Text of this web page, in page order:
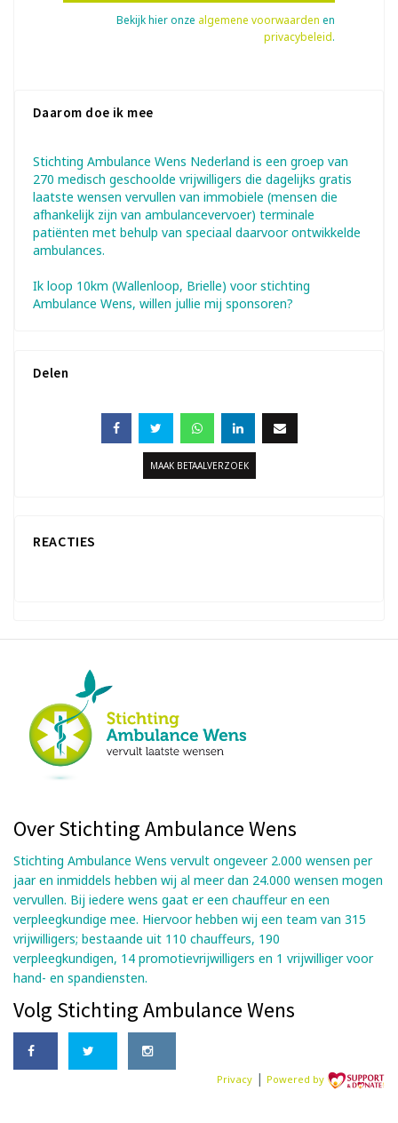
Bekijk hier onze algemene voorwaarden en
privacybeleid.
Daarom doe ik mee
Stichting Ambulance Wens Nederland is een groep van
270 medisch geschoolde vrijwilligers die dagelijks gratis
laatste wensen vervullen van immobiele (mensen die
afhankelijk zijn van ambulancevervoer) terminale
patiënten met behulp van speciaal daarvoor ontwikkelde
ambulances.
Ik loop 10km (Wallenloop, Brielle) voor stichting
Ambulance Wens, willen jullie mij sponsoren?
Delen
MAAK BETAALVERZOEK
REACTIES
Over Stichting Ambulance Wens
Stichting Ambulance Wens vervult ongeveer 2.000 wensen per
jaar en inmiddels hebben wij al meer dan 24.000 wensen mogen
vervullen. Bij iedere wens gaat er een chauffeur en een
verpleegkundige mee. Hiervoor hebben wij een team van 315
vrijwilligers; bestaande uit 110 chauffeurs, 190
verpleegkundigen, 14 promotievrijwilligers en 1 vrijwilliger voor
hand- en spandiensten.
Volg Stichting Ambulance Wens
Privacy | Powered by